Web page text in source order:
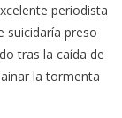
periodista
suicidaría preso
tras la caída de
la tormenta